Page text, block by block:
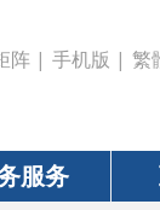
| 繁體 | 中国政府网
互动